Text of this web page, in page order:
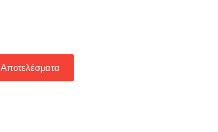
Αποτελέσματα